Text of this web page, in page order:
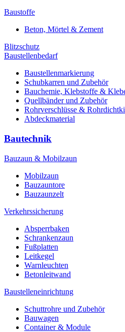
Baustoffe
Beton, Mörtel & Zement
Blitzschutz
Baustellenbedarf
Baustellenmarkierung
Schubkarren und Zubehör
Bauchemie, Klebstoffe &
Quellbänder und Zubehör
Rohrverschlüsse &
Abdeckmaterial
Bautechnik
Bauzaun & Mobilzaun
Mobilzaun
Bauzauntore
Bauzaunzelt
Verkehrssicherung
Absperrbaken
Schrankenzaun
Fußplatten
Leitkegel
Warnleuchten
Betonleitwand
Baustelleneinrichtung
Schuttrohre und Zubehör
Bauwagen
Container & Module